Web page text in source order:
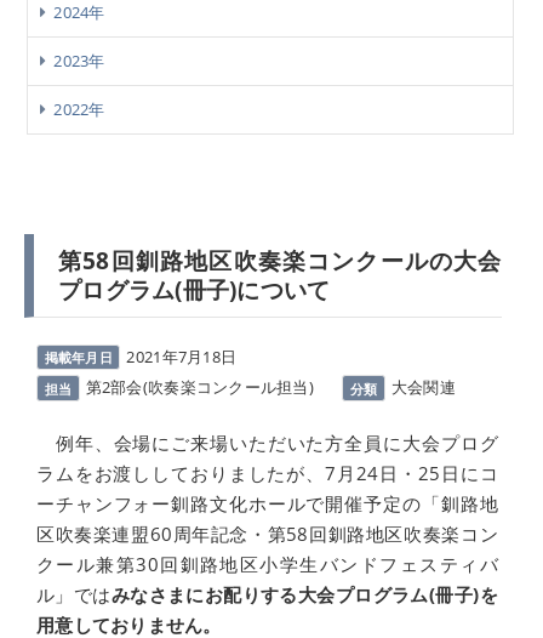
2024年
2023年
2022年
第58回釧路地区吹奏楽コンクールの大会
プログラム(冊子)について
掲載年月日 2021年7月18日
担当 第2部会(吹奏楽コンクール担当) 分類 大会関連
例年、会場にご来場いただいた方全員に大会プログ
ラムをお渡ししておりましたが、7月24日・25日にコ
ーチャンフォー釧路文化ホールで開催予定の「釧路地
区吹奏楽連盟60周年記念・第58回釧路地区吹奏楽コン
クール兼第30回釧路地区小学生バンドフェスティバ
ル」ではみなさまにお配りする大会プログラム(冊子)を
用意しておりません。